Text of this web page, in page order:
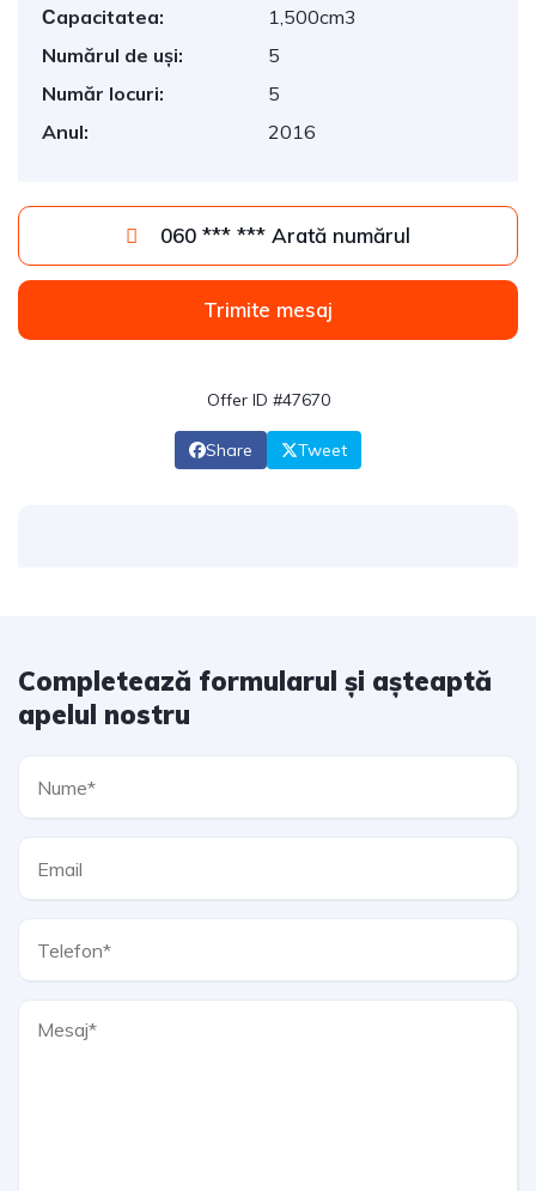
Сapacitatea:
1,500cm3
Numărul de uși:
5
Număr locuri:
5
Anul:
2016
060 *** *** Arată numărul
Trimite mesaj
Offer ID #47670
Share Tweet
Completează formularul și așteaptă
apelul nostru